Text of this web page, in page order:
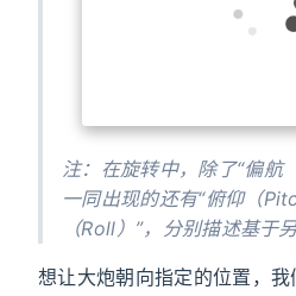
注：在旋转中，除了“偏航
（Roll）”，分别描述基于